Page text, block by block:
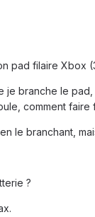
pad filaire Xbox
branche le
comment
le branchant,
?